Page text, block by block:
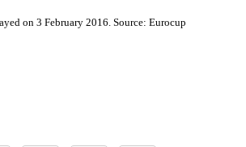
on 3 February 2016. Source: Eurocup